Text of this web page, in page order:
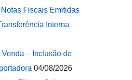
Fiscais Emitidas
Interna
– Inclusão de
04/08/2026